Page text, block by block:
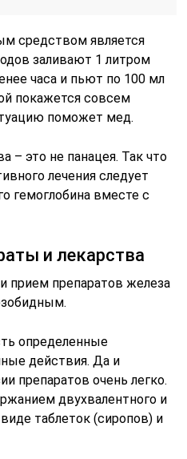
средством является
заливают 1 литром
часа и пьют по 100 мл
покажется совсем
поможет мед.
– это не панацея. Так что
лечения следует
гемоглобина вместе с
и лекарства
прием препаратов железа
определенные
действия. Да и
препаратов очень легко.
двухвалентного и
таблеток (сиропов) и